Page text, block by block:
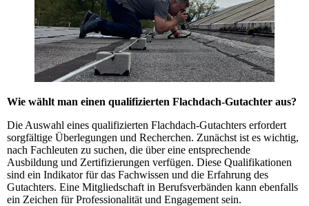
Wie wählt man einen qualifizierten Flachdach-Gutachter aus?
Die Auswahl eines qualifizierten Flachdach-Gutachters erfordert
sorgfältige Überlegungen und Recherchen. Zunächst ist es wichtig,
nach Fachleuten zu suchen, die über eine entsprechende
Ausbildung und Zertifizierungen verfügen. Diese Qualifikationen
sind ein Indikator für das Fachwissen und die Erfahrung des
Gutachters. Eine Mitgliedschaft in Berufsverbänden kann ebenfalls
ein Zeichen für Professionalität und Engagement sein.